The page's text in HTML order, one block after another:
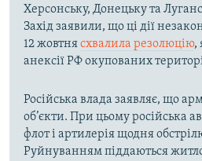
Херсонську, Донецьку та
Захід заявили, що ці дії
12 жовтнясхвалила резолюцію,
анексії РФ окупованих
Російська влада заявляє, що
об’єкти. При цьому російська
флот і артилерія щодня
Руйнуванням піддаються